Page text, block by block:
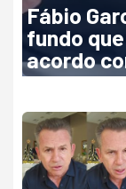
Fábio
fundo
acordo